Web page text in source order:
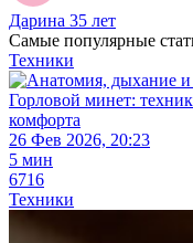
Дарина 35 лет
Самые популярные
Техники
Горловой минет:
комфорта
26 Фев 2026, 20:23
5 мин
6716
Техники